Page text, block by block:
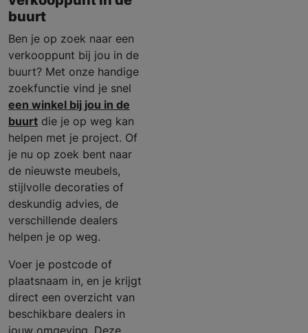
buurt
Ben je op zoek naar een
verkooppunt bij jou in de
buurt? Met onze handige
zoekfunctie vind je snel
een winkel bij jou in de
buurt die je op weg kan
helpen met je project. Of
je nu op zoek bent naar
de nieuwste meubels,
stijlvolle decoraties of
deskundig advies, de
verschillende dealers
helpen je op weg.
Voer je postcode of
plaatsnaam in, en je krijgt
direct een overzicht van
beschikbare dealers in